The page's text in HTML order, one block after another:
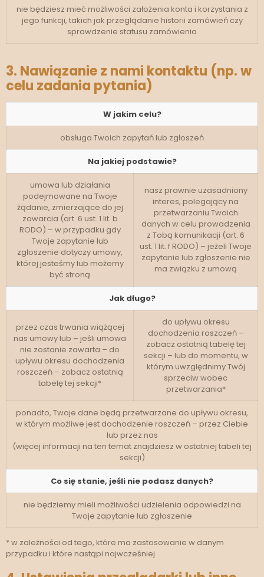
nie będziesz mieć możliwości założenia konta i korzystania z
jego funkcji, takich jak przeglądanie historii zamówień czy
sprawdzenie statusu zamówienia
3. Nawiązanie z nami kontaktu (np. w
celu zadania pytania)
W jakim celu?
obsługa Twoich zapytań lub zgłoszeń
Na jakiej podstawie?
umowa lub działania
podejmowane na Twoje
żądanie, zmierzające do jej
zawarcia (art. 6 ust. 1 lit. b
RODO) – w przypadku gdy
Twoje zapytanie lub
zgłoszenie dotyczy umowy,
której jesteśmy lub możemy
być stroną
nasz prawnie uzasadniony
interes, polegający na
przetwarzaniu Twoich
danych w celu prowadzenia
z Tobą komunikacji (art. 6
ust. 1 lit. f RODO) – jeżeli Twoje
zapytanie lub zgłoszenie nie
ma związku z umową
Jak długo?
przez czas trwania wiążącej
nas umowy lub – jeśli umowa
nie zostanie zawarta – do
upływu okresu dochodzenia
roszczeń – zobacz ostatnią
tabelę tej sekcji*
do upływu okresu
dochodzenia roszczeń –
zobacz ostatnią tabelę tej
sekcji – lub do momentu, w
którym uwzględnimy Twój
sprzeciw wobec
przetwarzania*
ponadto, Twoje dane będą przetwarzane do upływu okresu,
w którym możliwe jest dochodzenie roszczeń – przez Ciebie
lub przez nas
(więcej informacji na ten temat znajdziesz w ostatniej tabeli tej
sekcji)
Co się stanie, jeśli nie podasz danych?
nie będziemy mieli możliwości udzielenia odpowiedzi na
Twoje zapytanie lub zgłoszenie
* w zależności od tego, które ma zastosowanie w danym
przypadku i które nastąpi najwcześniej